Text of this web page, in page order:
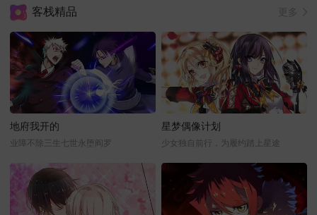
客栈精品
地府我开的
业障不除三生七世永堕阎罗
星梦偶像计划
少女独自前行，为履约踏上星途